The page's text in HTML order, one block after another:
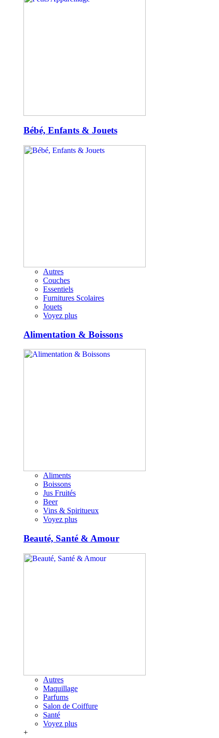
Bébé, Enfants & Jouets
Autres
Couches
Essentiels
Furnitures Scolaires
Jouets
Voyez plus
Alimentation & Boissons
Aliments
Boissons
Jus Fruités
Beer
Vins & Spiritueux
Voyez plus
Beauté, Santé & Amour
Autres
Maquillage
Parfums
Salon de Coiffure
Santé
Voyez plus
+